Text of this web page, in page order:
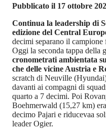
Pubblicato il 17 ottobre
Continua la leadership di
edizione del Central
decimi separano il
Oggi la seconda tappa della
cronometrati ambientata
che delle vicine Austria e
scratch di Neuville
davanti ai compagni di
quarto a 7 decimi. Poi
Boehmerwald (15,27 km)
decimo Pajari e riducevaa
leader Ogier.